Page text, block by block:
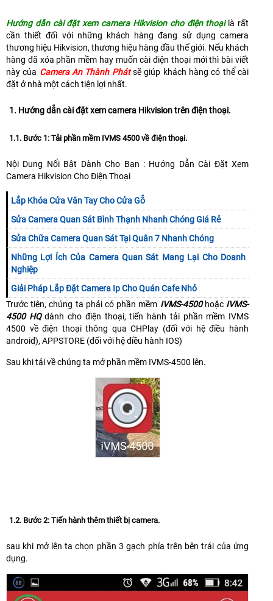
Hướng dẫn cài đặt xem camera Hikvision cho điện thoạilà rất
cần thiết đối với những khách hàng đang sử dụng camera
thương hiệu Hikvision, thương hiệu hàng đầu thế giới. Nếu khách
hàng đã xóa phần mềm hay muốn cài điện thoại mới thì bài viết
này của Camera An Thành Phátsẽ giúp khách hàng có thể cài
đặt ở nhà một cách tiện lợi nhất.
1. Hướng dẫn cài đặt xem camera Hikvision trên điện thoại.
1.1. Bước 1: Tải phần mềm IVMS 4500 về điện thoại.
Nội Dung Nổi Bật Dành Cho Bạn : Hướng Dẫn Cài Đặt Xem
Camera Hikvision Cho Điện Thoại
Lắp Khóa Cửa Vân Tay Cho Cửa Gỗ
Sửa Camera Quan Sát Bình Thạnh Nhanh Chóng Giá Rẻ
Sửa Chữa Camera Quan Sát Tại Quân 7 Nhanh Chóng
Những Lợi Ích Của Camera Quan Sát Mang Lại Cho Doanh
Nghiệp
Giải Pháp Lắp Đặt Camera Ip Cho Quán Cafe Nhỏ
Trước tiên, chúng ta phải có phần mềm IVMS-4500hoặc IVMS-
4500 HQdành cho điện thoại, tiến hành tải phần mềm IVMS
4500 về điện thoại thông qua CHPlay (đối với hệ điều hành
android), APPSTORE (đối với hệ điều hành IOS)
Sau khi tải về chúng ta mở phần mềm IVMS-4500 lên.
1.2. Bước 2: Tiến hành thêm thiết bị camera.
sau khi mở lên ta chọn phần 3 gạch phía trên bên trái của ứng
dụng.